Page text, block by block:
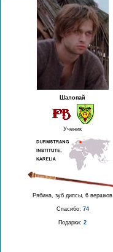
Шалопай
Ученик
Рябина, зуб дипсы, 6 вершков
Спасибо: 74
Подарки: 2